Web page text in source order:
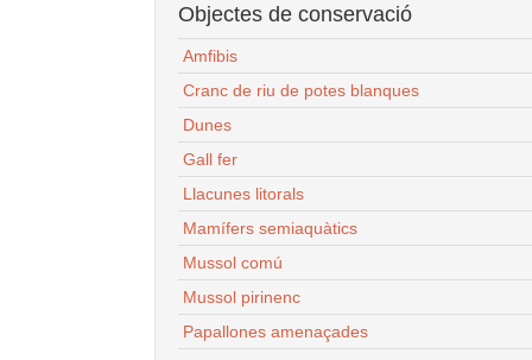
Objectes de conservació
Amfibis
Cranc de riu de potes blanques
Dunes
Gall fer
Llacunes litorals
Mamífers semiaquàtics
Mussol comú
Mussol pirinenc
Papallones amenaçades